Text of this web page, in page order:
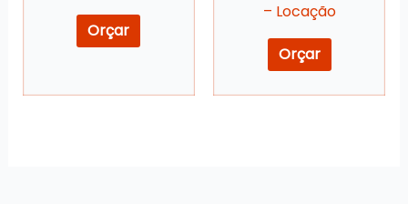
Orçar
– Locação
Orçar